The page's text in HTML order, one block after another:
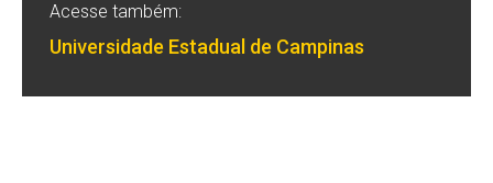
Acesse também:
Universidade Estadual de Campinas